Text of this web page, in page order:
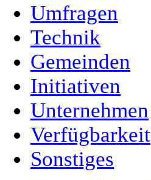
Umfragen
Technik
Gemeinden
Initiativen
Unternehmen
Verfügbarkeit
Sonstiges